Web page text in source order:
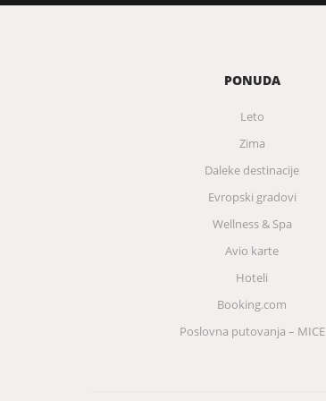
PONUDA
Leto
Zima
Daleke destinacije
Evropski gradovi
Wellness & Spa
Avio karte
Hoteli
Booking.com
Poslovna putovanja – MICE